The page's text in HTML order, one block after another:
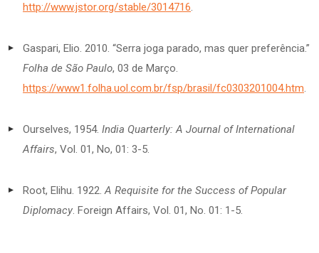
http://www.jstor.org/stable/3014716.
Gaspari, Elio. 2010. “Serra joga parado, mas quer preferência.”
Folha de São Paulo, 03 de Março.
https://www1.folha.uol.com.br/fsp/brasil/fc0303201004.htm.
Ourselves, 1954. India Quarterly: A Journal of International
Affairs, Vol. 01, No, 01: 3-5.
Root, Elihu. 1922.A Requisite for the Success of Popular
Diplomacy. Foreign Affairs, Vol. 01, No. 01: 1-5.